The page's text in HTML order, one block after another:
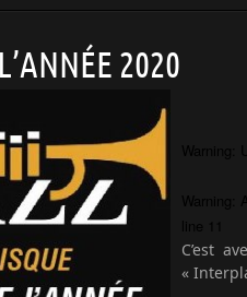
2020
Warning
Warning
line
C’est
«